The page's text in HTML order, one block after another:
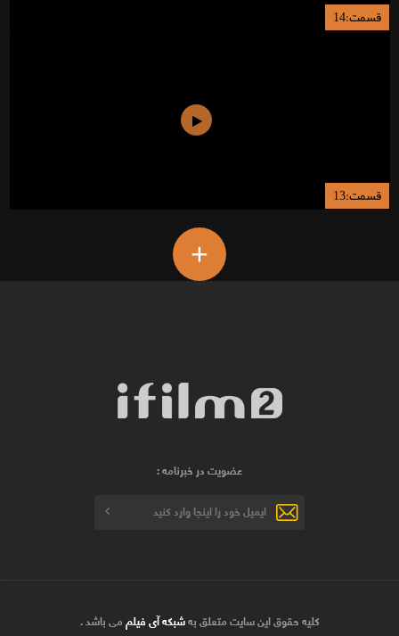
قسمت:14
قسمت:13
+
عضویت در خبرنامه :
کلیه حقوق این سایت متعلق بهشبکه آی فیلممی باشد .